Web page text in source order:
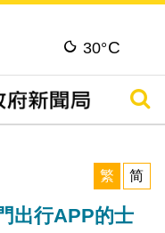
30°C
搜尋
繁
简
出行APP的士